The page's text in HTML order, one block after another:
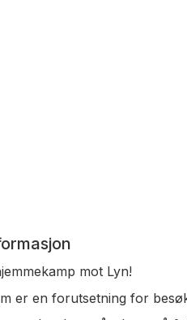
mot Lyn!
er en forutsetning for